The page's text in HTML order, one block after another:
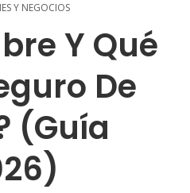
Y NEGOCIOS
Y Qué
De
(Guía